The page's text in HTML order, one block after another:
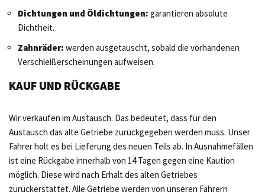
Dichtungen und Öldichtungen: garantieren absolute
Dichtheit.
Zahnräder: werden ausgetauscht, sobald die vorhandenen
Verschleißerscheinungen aufweisen.
KAUF UND RÜCKGABE
Wir verkaufen im Austausch. Das bedeutet, dass für den
Austausch das alte Getriebe zurückgegeben werden muss. Unser
Fahrer holt es bei Lieferung des neuen Teils ab. In Ausnahmefällen
ist eine Rückgabe innerhalb von 14 Tagen gegen eine Kaution
möglich. Diese wird nach Erhalt des alten Getriebes
zurückerstattet. Alle Getriebe werden von unseren Fahrern